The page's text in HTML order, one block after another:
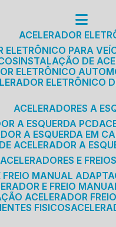
ACELERADOR
ELETRÔNICO PARA
INSTALAÇÃO DE
ELETRÔNICO
ELETRÔNICO
ACELERADORES A
A ESQUERDA PCD
A ESQUERDA EM
ACELERADOR A
ACELERADORES E
FREIO MANUAL
E FREIO
ACELERADOR
FISICOS